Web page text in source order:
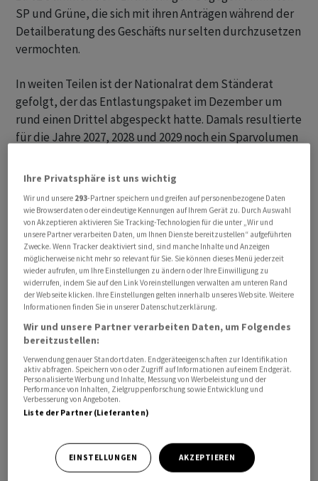
SP und Grüne, die sich mit ihren Anträgen während der
Detailberatung des Geschäfts nur selten durchzusetzen
vermochten.
In weiten Teilen ist der Nationalrat dem Ständerat
gefolgt, der das Entlastungspaket im Dezember um
rund einen Drittel abgespeckt hatte. Damals resultierte
für die Jahre 2027, 2028 und 2029 noch ein Sparvolumen
Bilanz des Nationalrats ist noch ausstehend. Das
haben.
Mehrheit gegen Mehreinnahmen
Die bürgerliche Mehrheit mit SVP, FDP und Mitte-Partei
diktierte die Debatte in der grossen Kammer. Entgegen
den Anträgen der vorberatenden Finanzkommission
(FK-N) verschonte der Nationalrat die Landwirtschaft
von Ausgabenkürzungen.
Ihre Privatsphäre ist uns wichtig
Wir und unsere 293-Partner speichern und greifen auf personenbezogene Daten
wie Browserdaten oder eindeutige Kennungen auf Ihrem Gerät zu. Durch Auswahl
von Akzeptieren aktivieren Sie Tracking-Technologien für die unter „Wir und
unsere Partner verarbeiten Daten, um Ihnen Dienste bereitzustellen“ aufgeführten
Zwecke. Wenn Tracker deaktiviert sind, sind manche Inhalte und Anzeigen
möglicherweise nicht mehr so relevant für Sie. Sie können dieses Menü jederzeit
wieder aufrufen, um Ihre Einstellungen zu ändern oder Ihre Einwilligung zu
widerrufen, indem Sie auf den Link Voreinstellungen verwalten am unteren Rand
der Webseite klicken. Ihre Einstellungen gelten innerhalb unseres Website. Weitere
Informationen finden Sie in unserer Datenschutzerklärung.
Wir und unsere Partner verarbeiten Daten, um Folgendes
bereitzustellen:
Verwendung genauer Standortdaten. Endgeräteeigenschaften zur Identifikation
aktiv abfragen. Speichern von oder Zugriff auf Informationen auf einem Endgerät.
Personalisierte Werbung und Inhalte, Messung von Werbeleistung und der
Performance von Inhalten, Zielgruppenforschung sowie Entwicklung und
Verbesserung von Angeboten.
Liste der Partner (Lieferanten)
EINSTELLUNGEN AKZEPTIEREN